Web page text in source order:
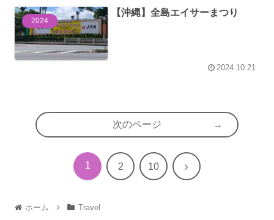
2024
【沖縄】全島エイサーまつり
2024.10.21
次のページ
1 2 10 次
ホーム Travel